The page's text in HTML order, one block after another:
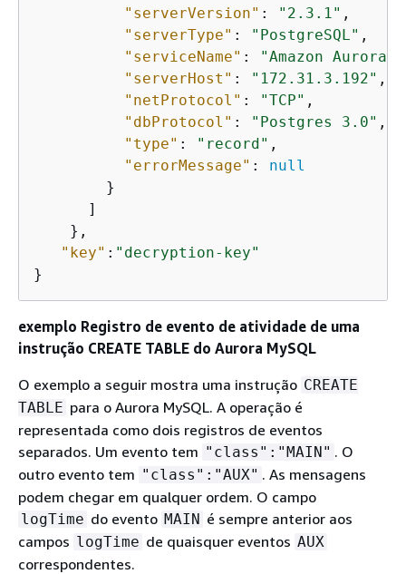
"serverVersion" : "2.3.1" ,
"serverType" : "PostgreSQL" ,
"serviceName" :
"Amazon Aurora
"serverHost" : "172.31.3.192" ,
"netProtocol" : "TCP" ,
"dbProtocol" : "Postgres 3.0" ,
"type" : "record" ,
"errorMessage" : null
        }
      ]
    },
"key" : "decryption-key"
}
exemplo Registro de evento de atividade de uma
instrução CREATE TABLE do Aurora MySQL
O exemplo a seguir mostra uma instrução CREATE
TABLE para o Aurora MySQL. A operação é
representada como dois registros de eventos
separados. Um evento tem "class":"MAIN" . O
outro evento tem "class":"AUX" . As mensagens
podem chegar em qualquer ordem. O campo
logTime do evento MAIN é sempre anterior aos
campos logTime de quaisquer eventos AUX
correspondentes.